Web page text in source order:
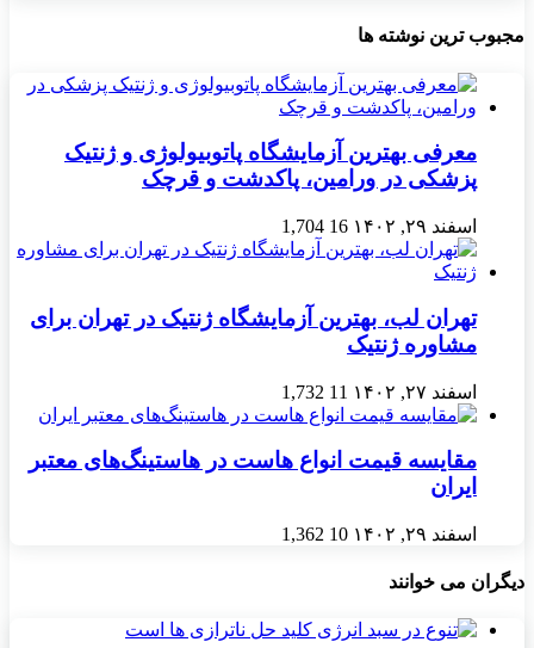
مجبوب ترین نوشته ها
معرفی بهترین آزمایشگاه پاتوبیولوژی و ژنتیک
پزشکی در ورامین، پاکدشت و قرچک
اسفند ۲۹, ۱۴۰۲ 16
1,704
تهران لب، بهترین آزمایشگاه ژنتیک در تهران برای
مشاوره ژنتیک
اسفند ۲۷, ۱۴۰۲ 11
1,732
مقایسه قیمت انواع هاست در هاستینگ‌های معتبر
ایران
اسفند ۲۹, ۱۴۰۲ 10
1,362
دیگران می خوانند